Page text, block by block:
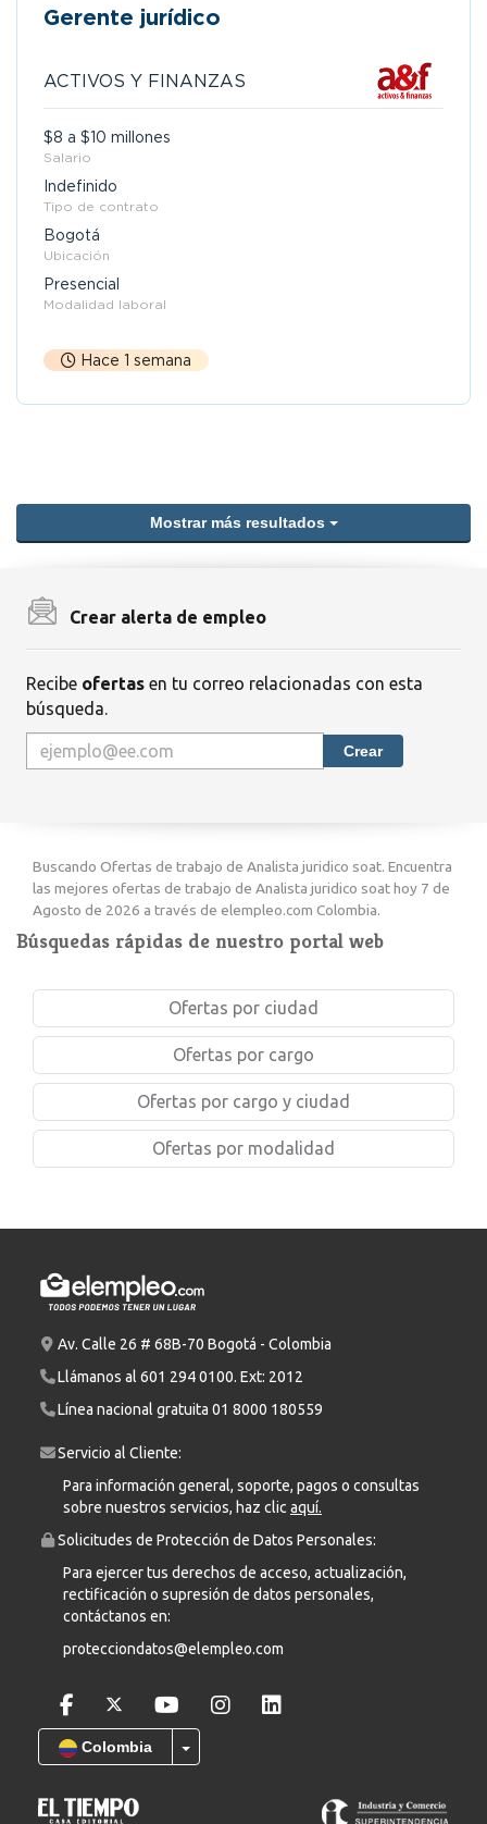
Gerente jurídico
ACTIVOS Y FINANZAS
$8 a $10 millones
Salario
Indefinido
Tipo de contrato
Bogotá
Ubicación
Presencial
Modalidad laboral
Hace 1 semana
Mostrar más resultados
Crear alerta de empleo
Recibe ofertas en tu correo relacionadas con esta
búsqueda.
Crear
Buscando Ofertas de trabajo de Analista juridico soat. Encuentra
las mejores ofertas de trabajo de Analista juridico soat hoy 7 de
Agosto de 2026 a través de elempleo.com Colombia.
Búsquedas rápidas de nuestro portal web
Ofertas por ciudad
Ofertas por cargo
Ofertas por cargo y ciudad
Ofertas por modalidad
Av. Calle 26 # 68B-70 Bogotá - Colombia
Llámanos al 601 294 0100. Ext: 2012
Línea nacional gratuita 01 8000 180559
Servicio al Cliente:
Para información general, soporte, pagos o consultas
sobre nuestros servicios, haz clicaquí.
Solicitudes de Protección de Datos Personales:
Para ejercer tus derechos de acceso, actualización,
rectificación o supresión de datos personales,
contáctanos en:
protecciondatos@elempleo.com
Colombia